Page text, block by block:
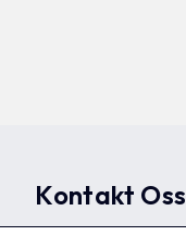
Kontakt Oss